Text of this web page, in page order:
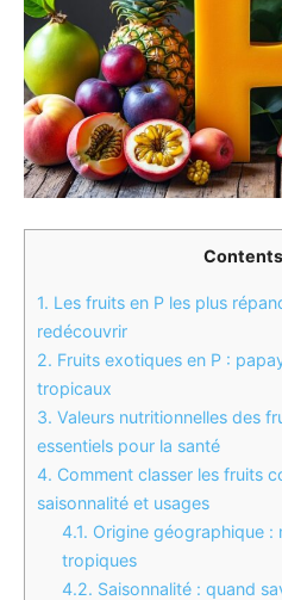
Contents
1. Les fruits en P les plus
redécouvrir
2. Fruits exotiques en P :
tropicaux
3. Valeurs nutritionnelles des
essentiels pour la santé
4. Comment classer les fruits
saisonnalité et usages
4.1. Origine géographique :
tropiques
4.2. Saisonnalité : quand